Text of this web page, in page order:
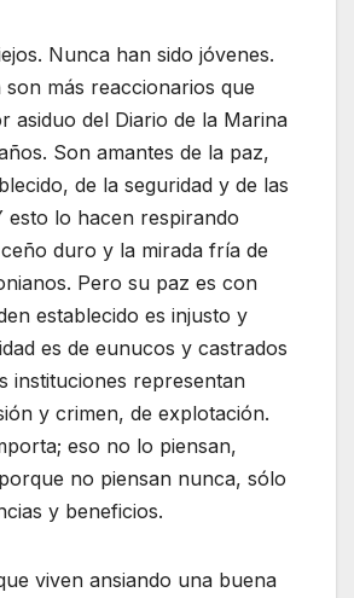
Nunca han sido jóvenes.
más reaccionarios que
asiduo del Diario de la Marina
Son amantes de la paz,
de la seguridad y de las
esto lo hacen respirando
duro y la mirada fría de
Pero su paz es con
establecido es injusto y
es de eunucos y castrados
instituciones representan
y crimen, de explotación.
eso no lo piensan,
no piensan nunca, sólo
y beneficios.
viven ansiando una buena